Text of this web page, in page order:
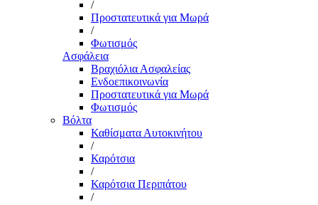
/
Προστατευτικά για Μωρά
/
Φωτισμός
Ασφάλεια
Βραχιόλια Ασφαλείας
Ενδοεπικοινωνία
Προστατευτικά για Μωρά
Φωτισμός
Βόλτα
Καθίσματα Αυτοκινήτου
/
Καρότσια
/
Καρότσια Περιπάτου
/